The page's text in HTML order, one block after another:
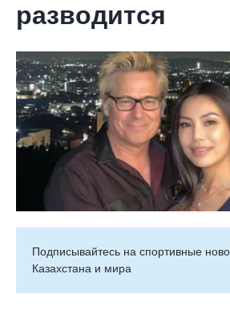
разводится
Подписывайтесь на cпортивные
Казахстана и мира